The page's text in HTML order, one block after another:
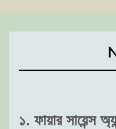
১. ফায়ার সায়েন্স